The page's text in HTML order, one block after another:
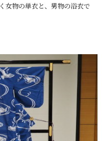
女物の単衣と、男物の浴衣で